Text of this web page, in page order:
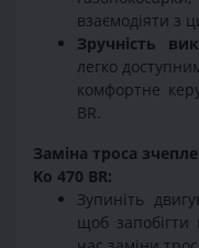
взаємодіяти з
Зручність
легко
комфортне
BR.
Заміна троса
Ko 470 BR:
Зупиніть
щоб запобігти